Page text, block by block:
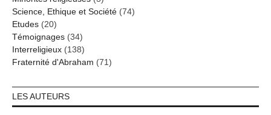
Science, Ethique et Société (74)
Etudes (20)
Témoignages (34)
Interreligieux (138)
Fraternité d'Abraham (71)
LES AUTEURS